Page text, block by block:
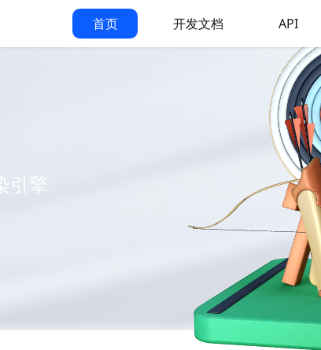
首页 开发文档 API
引擎